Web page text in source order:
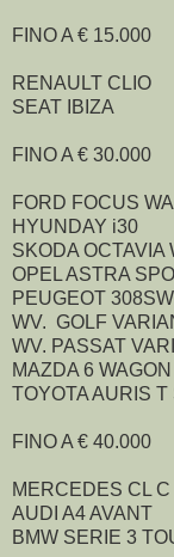
FINO A € 15.000
RENAULT CLIO
SEAT IBIZA
FINO A € 30.000
FORD FOCUS
HYUNDAY i30
SKODA OCTAVIA
OPEL ASTRA
PEUGEOT 308SW
WV. GOLF
WV. PASSAT
MAZDA 6 WAGON
TOYOTA AURIS T
FINO A € 40.000
MERCEDES CL C
AUDI A4 AVANT
BMW SERIE 3